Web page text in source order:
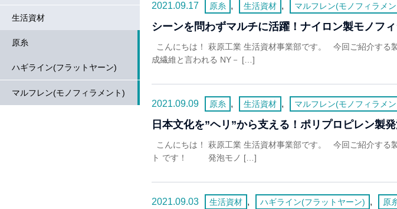
生活資材
原糸
ハギライン(フラットヤーン)
マルフレン(モノフィラメント)
2021.09.17 原糸 , 生活資材 , マルフレン(モノフィラメ
シーンを問わずマルチに活躍！ナイロン製モノフ
こんにちは！ 萩原工業 生活資材事業部です。 今回ご紹介す
成繊維と言われる NY－ […]
2021.09.09 原糸 , 生活資材 , マルフレン(モノフィラメ
日本文化を”ヘリ”から支える！ポリプロピレン製
こんにちは！ 萩原工業 生活資材事業部です。 今回ご紹介する
ト です！ 発泡モノ […]
2021.09.03 生活資材 , ハギライン(フラットヤーン) , 原